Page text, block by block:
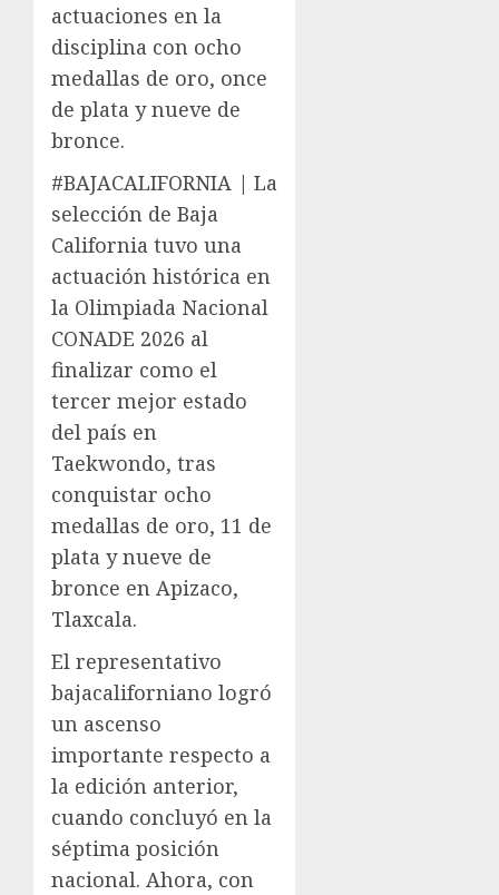
actuaciones en la
disciplina con ocho
medallas de oro, once
de plata y nueve de
bronce.
#BAJACALIFORNIA | La
selección de Baja
California tuvo una
actuación histórica en
la Olimpiada Nacional
CONADE 2026 al
finalizar como el
tercer mejor estado
del país en
Taekwondo, tras
conquistar ocho
medallas de oro, 11 de
plata y nueve de
bronce en Apizaco,
Tlaxcala.
El representativo
bajacaliforniano logró
un ascenso
importante respecto a
la edición anterior,
cuando concluyó en la
séptima posición
nacional. Ahora, con